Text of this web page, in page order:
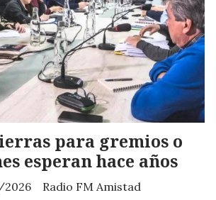
para gremios o
esperan hace años
Radio FM Amistad